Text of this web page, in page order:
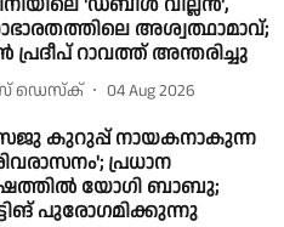
'ഡബിള്‍ വില്ലന്‍',
അശ്വത്ഥാമാവ്;
പ്രദീപ് റാവത്ത് അന്തരിച്ചു
ഡെസ്ക് 04 Aug 2026
കുറുപ്പ് നായകനാകുന്ന
പ്രധാന
യോഗി ബാബു;
പുരോഗമിക്കുന്നു